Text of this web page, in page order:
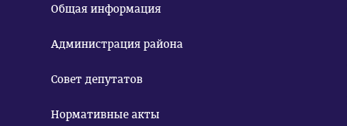
Общая информация
Администрация района
Совет депутатов
Нормативные акты